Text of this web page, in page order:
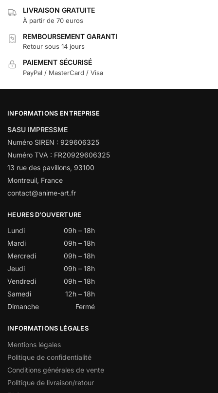
LIVRAISON GRATUITE
À partir de 70 euros
REMBOURSEMENT GARANTI
Retour sous 14 jours
PAIEMENT SÉCURISÉ
PayPal / MasterCard / Visa
INFORMATIONS ENTREPRISE
SASU IMPRESSME
Numéro SIREN : 929606325
Numéro TVA : FR20929606325
13 rue des pavillons, 93100
Montreuil, France
contact@anime-art.fr
HEURES D’OUVERTURE
Lundi
09h – 18h
Mardi
09h – 18h
Mercredi
09h – 18h
Jeudi
09h – 18h
Vendredi
09h – 18h
Samedi
12h – 18h
Dimanche
Fermé
INFORMATIONS LÉGALES
Mentions légales
Politique de confidentialité
Conditions générales de vente
Politique de livraison/retour